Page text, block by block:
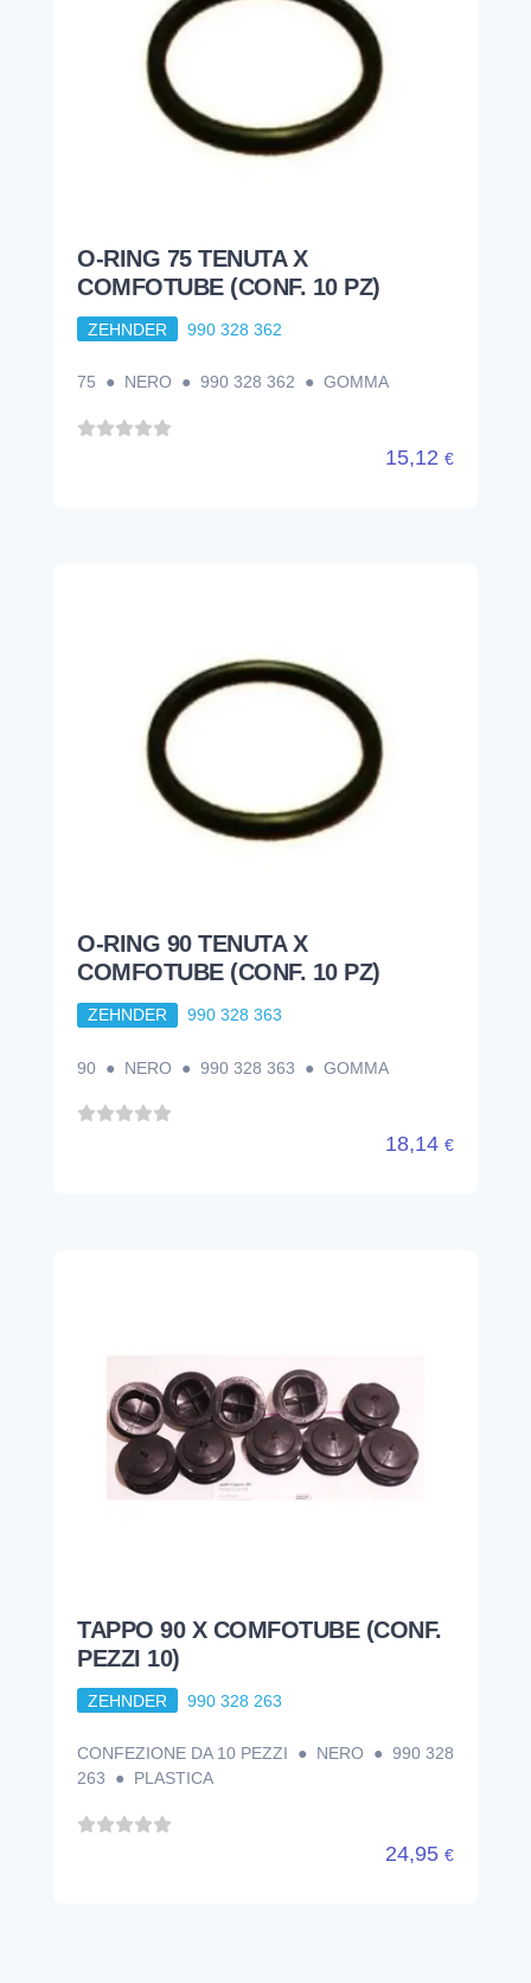
O-RING 75 TENUTA X
COMFOTUBE (CONF. 10 PZ)
ZEHNDER 990 328 362
75 ● NERO ● 990 328 362 ● GOMMA
15,12 €
O-RING 90 TENUTA X
COMFOTUBE (CONF. 10 PZ)
ZEHNDER 990 328 363
90 ● NERO ● 990 328 363 ● GOMMA
18,14 €
TAPPO 90 X COMFOTUBE (CONF.
PEZZI 10)
ZEHNDER 990 328 263
CONFEZIONE DA 10 PEZZI ● NERO ● 990 328
263 ● PLASTICA
24,95 €